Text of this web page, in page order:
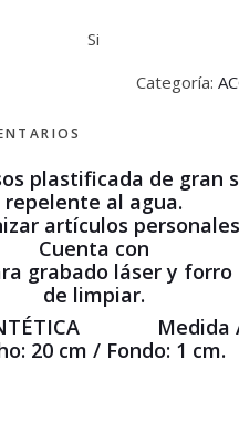
Si
Categoría:
plastificada de gran
repelente al agua.
artículos
Cuenta con
grabado láser y
de limpiar.
Medida
20 cm / Fondo: 1 cm.